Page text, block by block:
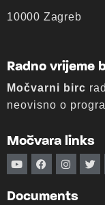
10000 Zagreb
Radno vrijeme
Močvarni birc
neovisno o
Močvara links
Documents